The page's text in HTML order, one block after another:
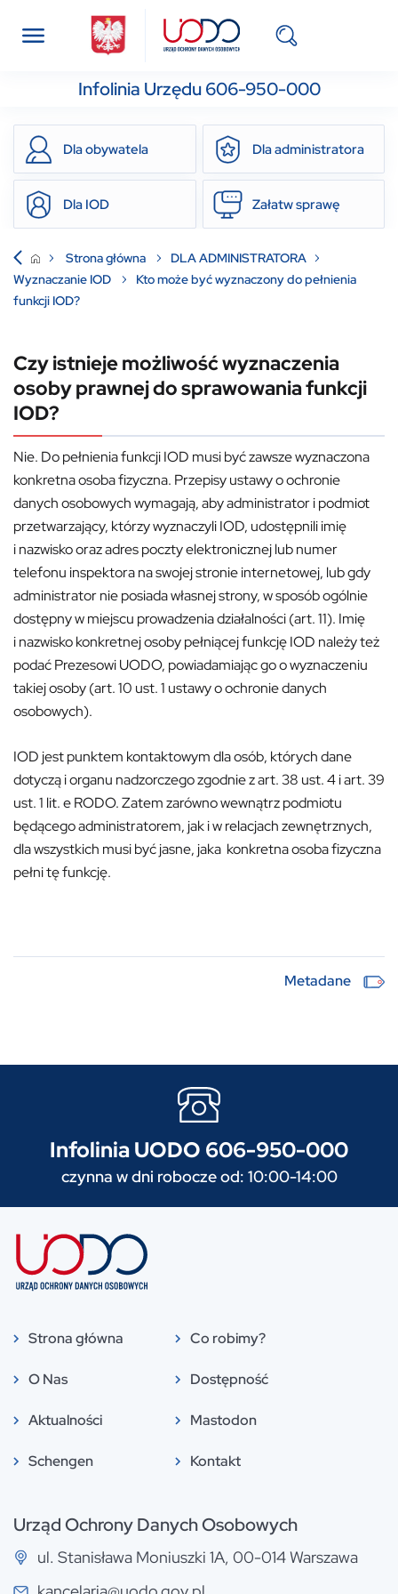
Infolinia Urzędu 606-950-000
Dla obywatela Dla administratora
Dla IOD Załatw sprawę
Strona główna
DLA ADMINISTRATORA
Wyznaczanie IOD
Kto może być wyznaczony do pełnienia
funkcji IOD?
Czy istnieje możliwość wyznaczenia
osoby prawnej do sprawowania funkcji
IOD?
Nie. Do pełnienia funkcji IOD musi być zawsze wyznaczona
konkretna osoba fizyczna. Przepisy ustawy o ochronie
danych osobowych wymagają, aby administrator i podmiot
przetwarzający, którzy wyznaczyli IOD, udostępnili imię
i nazwisko oraz adres poczty elektronicznej lub numer
telefonu inspektora na swojej stronie internetowej, lub gdy
administrator nie posiada własnej strony, w sposób ogólnie
dostępny w miejscu prowadzenia działalności (art. 11). Imię
i nazwisko konkretnej osoby pełniącej funkcję IOD należy też
podać Prezesowi UODO, powiadamiając go o wyznaczeniu
takiej osoby (art. 10 ust. 1 ustawy o ochronie danych
osobowych).
IOD jest punktem kontaktowym dla osób, których dane
dotyczą i organu nadzorczego zgodnie z art. 38 ust. 4 i art. 39
ust. 1 lit. e RODO. Zatem zarówno wewnątrz podmiotu
będącego administratorem, jak i w relacjach zewnętrznych,
dla wszystkich musi być jasne, jaka konkretna osoba fizyczna
pełni tę funkcję.
Metadane
Infolinia UODO 606-950-000
czynna w dni robocze od: 10:00-14:00
Strona główna
O Nas
Aktualności
Schengen
Co robimy?
Dostępność
Mastodon
Kontakt
Urząd Ochrony Danych Osobowych
ul. Stanisława Moniuszki 1A, 00-014 Warszawa